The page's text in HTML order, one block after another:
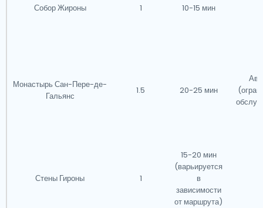
Собор Жироны 1 10-15 мин
Монастырь Сан-Пере-де-
Гальянс
1.5 20-25 мин
Стены Гироны 1
15-20 мин
(варьируется
в
зависимости
от маршрута)